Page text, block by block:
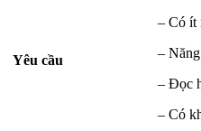
Yêu cầu
– Có ít
–
– Đọc
– Có